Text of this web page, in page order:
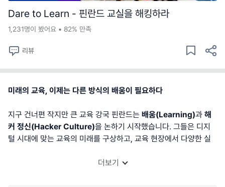
Dare to Learn - 핀란드 교실을 해킹하라
1,231명이 봤어요 • 82% 만족
리뷰
미래의 교육, 이제는 다른 방식의 배움이 필요하다
지구 건너편 작지만 큰 교육 강국 핀란드는 배움(Learning)과 해
커 정신(Hacker Culture)을 논하기 시작했습니다. 그들은 디지
털 시대에 맞는 교육의 미래를 구상하고, 교육 현장에서 다양한 실
더보기